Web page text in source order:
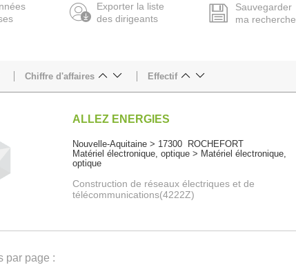
Exporter la liste
des dirigeants
Sauvegarder
ma recherche
Chiffre d'affaires Effectif
ALLEZ ENERGIES
Nouvelle-Aquitaine > 17300 ROCHEFORT
Matériel électronique, optique > Matériel électronique,
optique
Construction de réseaux électriques et de
télécommunications(4222Z)
par page :